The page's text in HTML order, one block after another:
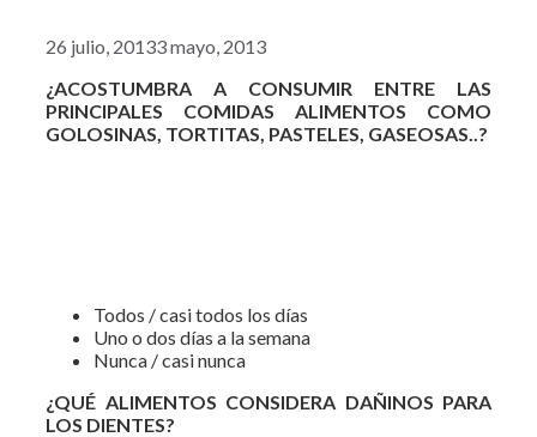
26 julio, 20133 mayo, 2013
¿ACOSTUMBRA A CONSUMIR ENTRE LAS
PRINCIPALES COMIDAS ALIMENTOS COMO
GOLOSINAS, TORTITAS, PASTELES, GASEOSAS..?
Todos / casi todos los días
Uno o dos días a la semana
Nunca / casi nunca
¿QUÉ ALIMENTOS CONSIDERA DAÑINOS PARA
LOS DIENTES?